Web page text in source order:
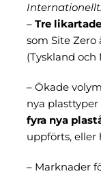
–Tre
som Site
(Tyskland och
– Ökade
nya
fyra nya
uppförts, eller
– Marknader